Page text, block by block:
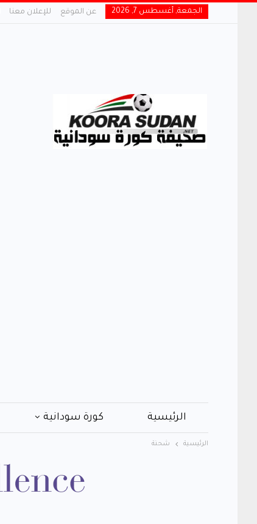
الجمعة, أغسطس 7, 2026 عن الموقع للإعلان معنا
الرئيسية كورة سودانية
الرئيسية شحنة